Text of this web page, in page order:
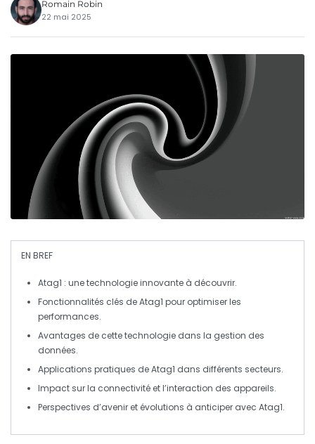
Romain Robin
22 mai 2025
EN BREF
Atag1 : une technologie innovante à découvrir.
Fonctionnalités clés de Atag1 pour optimiser les
performances.
Avantages de cette technologie dans la gestion des
données.
Applications pratiques deAtag1 dans différents secteurs.
Impact sur la connectivité et l’interaction des appareils.
Perspectives d’avenir et évolutions à anticiper avec Atag1.